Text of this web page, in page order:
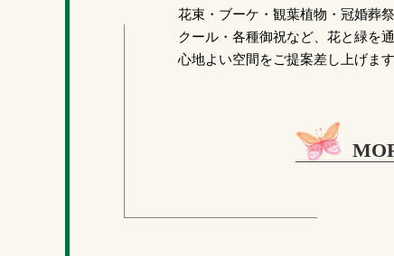
花束・ブーケ・観葉植物・冠婚葬
クール・各種御祝など、花と緑を
心地よい空間をご提案差し上げます